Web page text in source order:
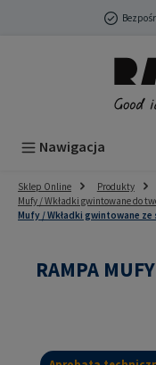
Przejdź do głównej
Nawigacja
Sklep Online Produkty
Mufy / Wkładki gwintowane do
Mufy / Wkładki gwintowane
RAMPA